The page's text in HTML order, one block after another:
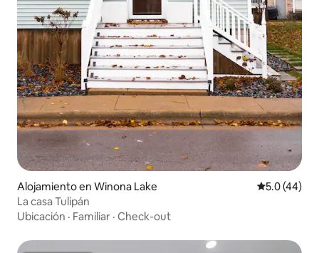
Alojamiento en Winona Lake Calificación
5.0 (44)
La casa Tulipán
Ubicación · Familiar · Check-out